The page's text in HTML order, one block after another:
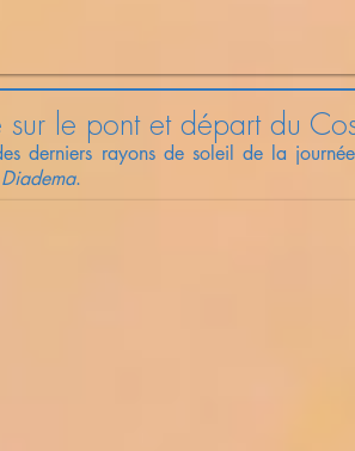
sur le pont et départ du
derniers rayons de soleil de la
.